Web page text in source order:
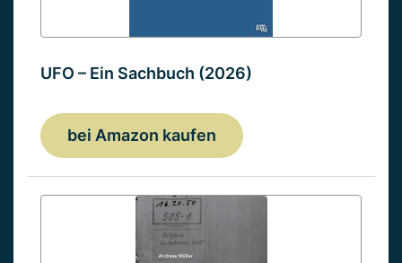
UFO – Ein Sachbuch (2026)
bei Amazon kaufen